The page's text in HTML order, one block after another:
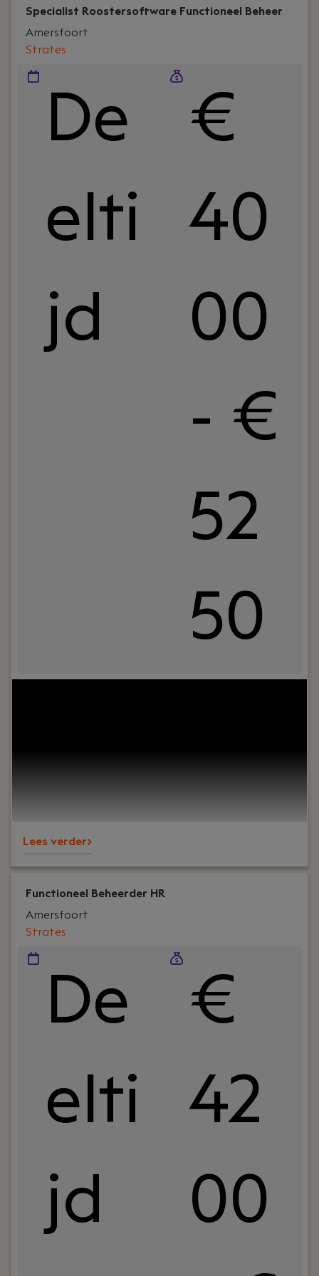
Specialist Roostersoftware Functioneel Beheer
Strates
Amersfoort
De
elti
jd
€
40
00
- €
52
50
Lees verder>
Functioneel Beheerder HR
Strates
Amersfoort
De
elti
jd
€
42
00